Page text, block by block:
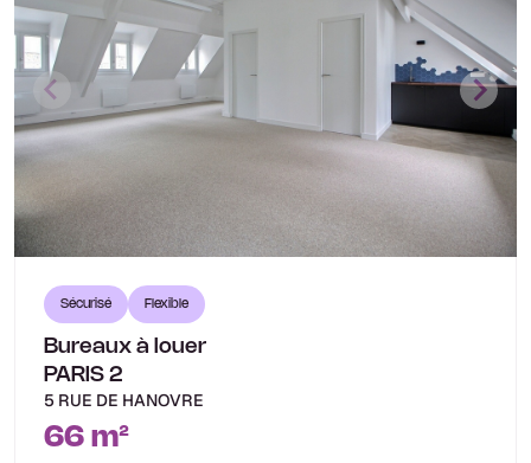
Sécurisé Flexible
Bureaux à louer
PARIS 2
5 RUE DE HANOVRE
66 m²